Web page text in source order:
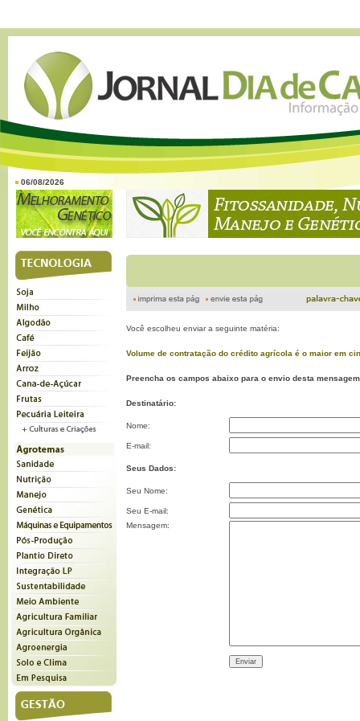
06/08/2026
Você escolheu enviar a seguinte matéria:
Volume de contratação do crédito agrícola é o maior em
Preencha os campos abaixo para o envio desta
Destinatário:
Nome:
E-mail:
Seus Dados:
Seu Nome:
Seu E-mail:
Mensagem: